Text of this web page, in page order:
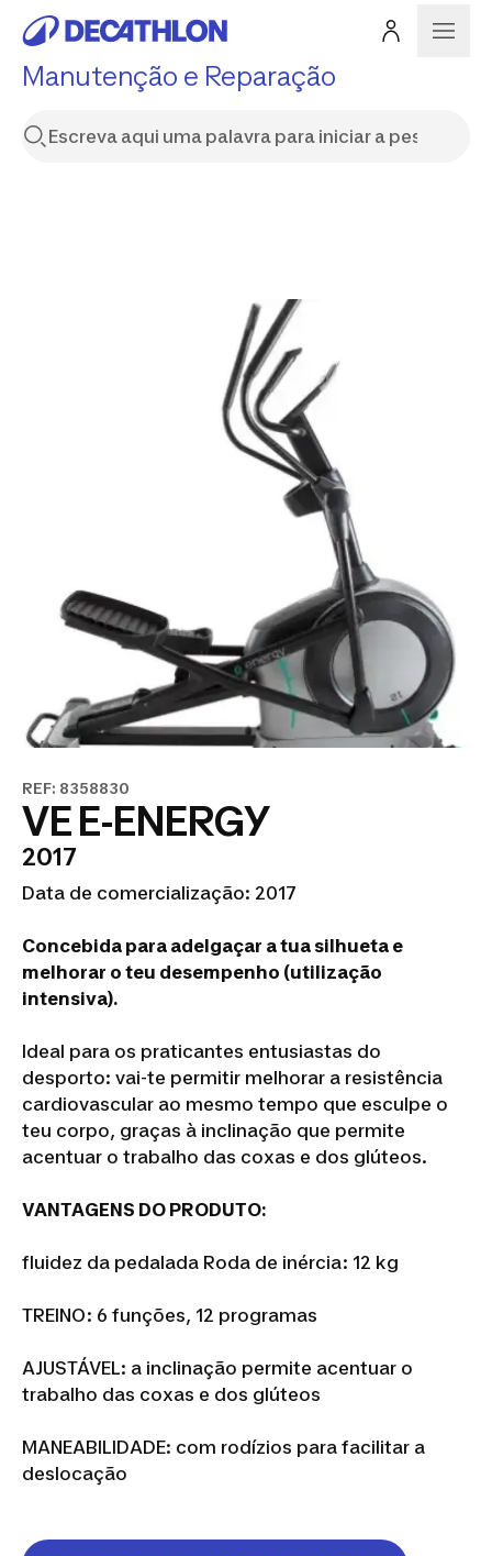
Manutenção e Reparação
REF: 8358830
VE E-ENERGY
2017
Data de comercialização: 2017
Concebida para adelgaçar a tua silhueta e
melhorar o teu desempenho (utilização
intensiva).
Ideal para os praticantes entusiastas do
desporto: vai-te permitir melhorar a resistência
cardiovascular ao mesmo tempo que esculpe o
teu corpo, graças à inclinação que permite
acentuar o trabalho das coxas e dos glúteos.
VANTAGENS DO PRODUTO:
fluidez da pedalada Roda de inércia: 12 kg
TREINO: 6 funções, 12 programas
AJUSTÁVEL: a inclinação permite acentuar o
trabalho das coxas e dos glúteos
MANEABILIDADE: com rodízios para facilitar a
deslocação